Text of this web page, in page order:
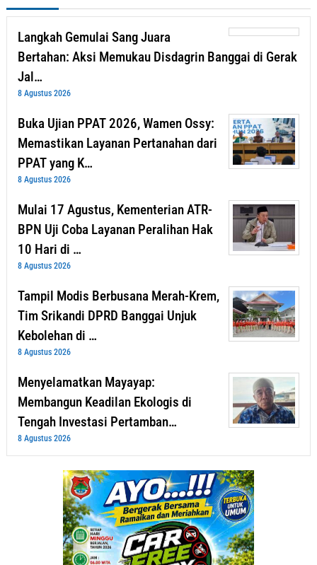
Langkah Gemulai Sang Juara
Bertahan: Aksi Memukau Disdagrin Banggai di Gerak
Jal…
8 Agustus 2026
Buka Ujian PPAT 2026, Wamen Ossy:
Memastikan Layanan Pertanahan dari
PPAT yang K…
8 Agustus 2026
Mulai 17 Agustus, Kementerian ATR-
BPN Uji Coba Layanan Peralihan Hak
10 Hari di …
8 Agustus 2026
Tampil Modis Berbusana Merah-Krem,
Tim Srikandi DPRD Banggai Unjuk
Kebolehan di …
8 Agustus 2026
Menyelamatkan Mayayap:
Membangun Keadilan Ekologis di
Tengah Investasi Pertamban…
8 Agustus 2026